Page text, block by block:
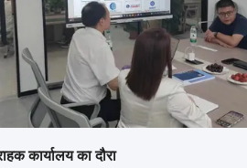
कार्यालय का दौरा